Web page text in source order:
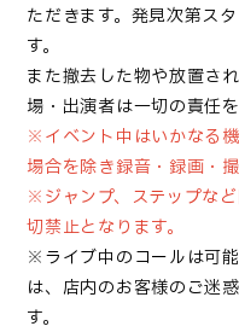
ただきます。発見次第ス
す。
また撤去した物や放置さ
場・出演者は一切の責任を
※イベント中はいかなる
場合を除き録音・録画・
※ジャンプ、ステップな
切禁止となります。
※ライブ中のコールは可
は、店内のお客様のご迷
す。